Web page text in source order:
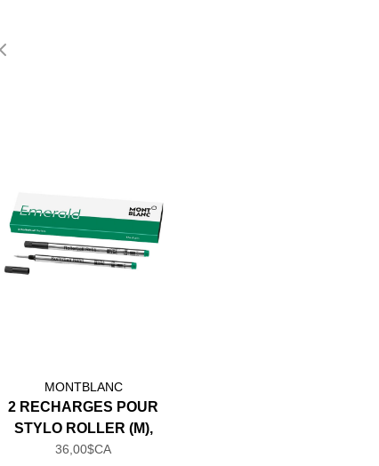
MONTBLANC
2 RECHARGES POUR
STYLO ROLLER (M),
VERT EMERAUDE
36,00$CA